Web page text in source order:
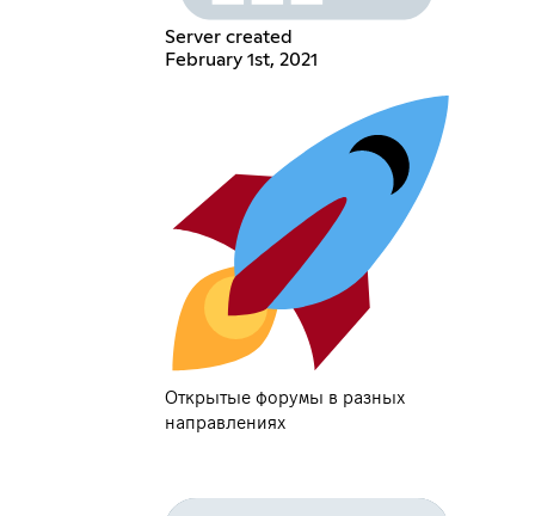
Server created
February 1st, 2021
Открытые форумы в разных
направлениях